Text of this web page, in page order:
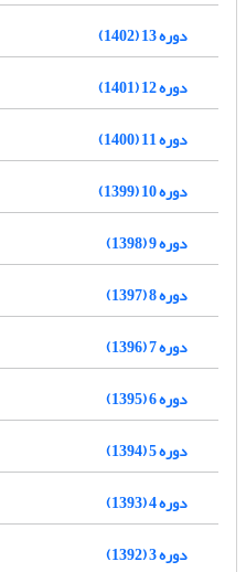
دوره 13 (1402)
دوره 12 (1401)
دوره 11 (1400)
دوره 10 (1399)
دوره 9 (1398)
دوره 8 (1397)
دوره 7 (1396)
دوره 6 (1395)
دوره 5 (1394)
دوره 4 (1393)
دوره 3 (1392)